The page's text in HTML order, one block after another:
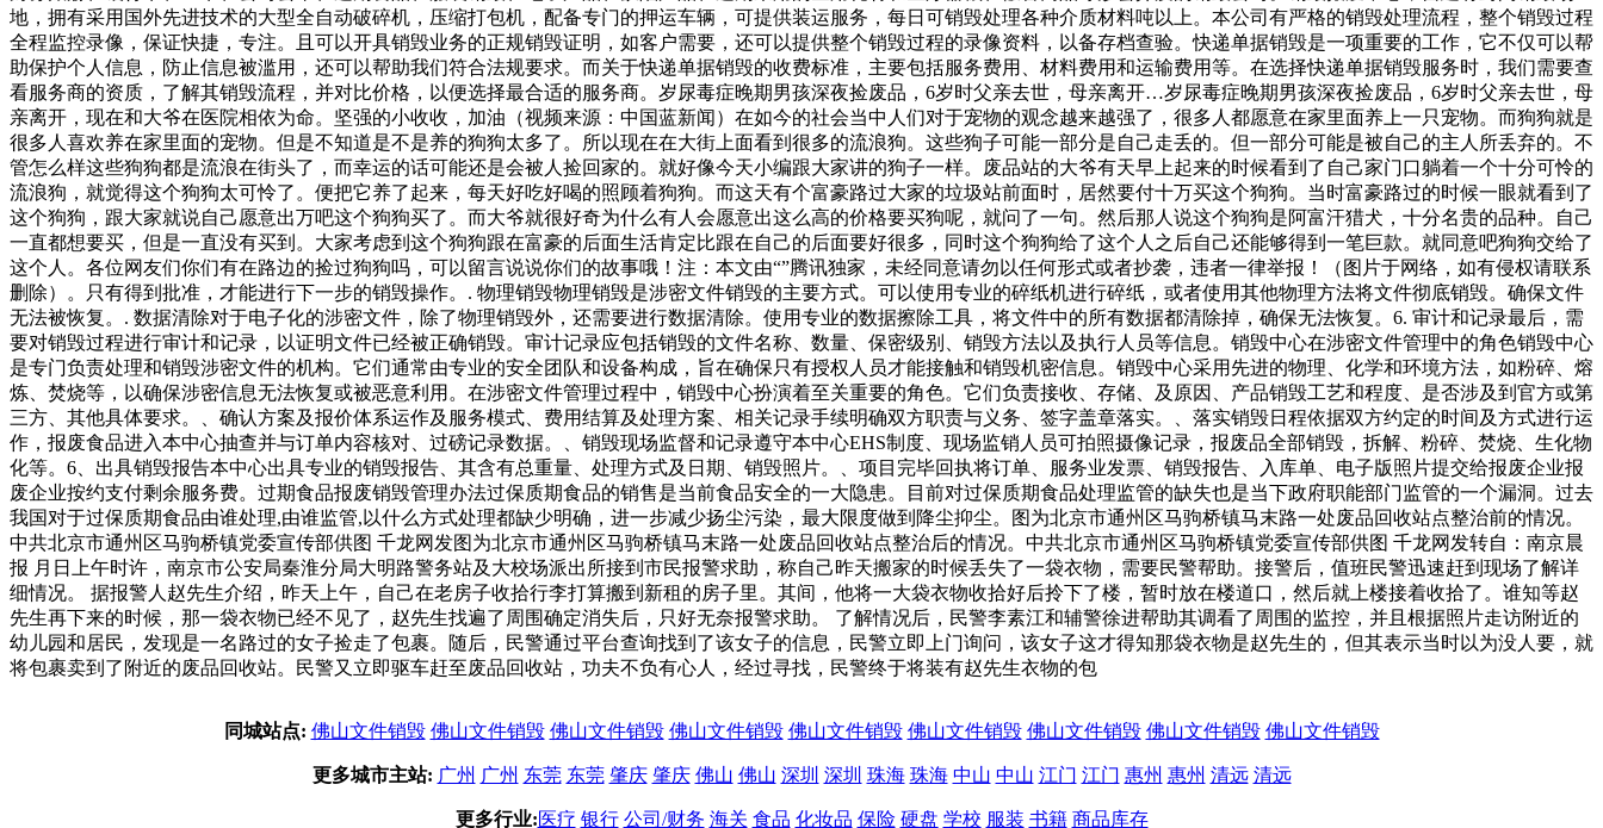
地，拥有采用国外先进技术的大型全自动破碎机，压缩打包机，配备专门的押运车辆，可提供装运服务，每日可销毁处理各种介质材料吨以上。本公司有严格的销毁处理流程，整个销毁过程
全程监控录像，保证快捷，专注。且可以开具销毁业务的正规销毁证明，如客户需要，还可以提供整个销毁过程的录像资料，以备存档查验。快递单据销毁是一项重要的工作，它不仅可以帮
助保护个人信息，防止信息被滥用，还可以帮助我们符合法规要求。而关于快递单据销毁的收费标准，主要包括服务费用、材料费用和运输费用等。在选择快递单据销毁服务时，我们需要查
看服务商的资质，了解其销毁流程，并对比价格，以便选择最合适的服务商。岁尿毒症晚期男孩深夜捡废品，6岁时父亲去世，母亲离开…岁尿毒症晚期男孩深夜捡废品，6岁时父亲去世，母
亲离开，现在和大爷在医院相依为命。坚强的小收收，加油（视频来源：中国蓝新闻）在如今的社会当中人们对于宠物的观念越来越强了，很多人都愿意在家里面养上一只宠物。而狗狗就是
很多人喜欢养在家里面的宠物。但是不知道是不是养的狗狗太多了。所以现在在大街上面看到很多的流浪狗。这些狗子可能一部分是自己走丢的。但一部分可能是被自己的主人所丢弃的。不
管怎么样这些狗狗都是流浪在街头了，而幸运的话可能还是会被人捡回家的。就好像今天小编跟大家讲的狗子一样。废品站的大爷有天早上起来的时候看到了自己家门口躺着一个十分可怜的
流浪狗，就觉得这个狗狗太可怜了。便把它养了起来，每天好吃好喝的照顾着狗狗。而这天有个富豪路过大家的垃圾站前面时，居然要付十万买这个狗狗。当时富豪路过的时候一眼就看到了
这个狗狗，跟大家就说自己愿意出万吧这个狗狗买了。而大爷就很好奇为什么有人会愿意出这么高的价格要买狗呢，就问了一句。然后那人说这个狗狗是阿富汗猎犬，十分名贵的品种。自己
一直都想要买，但是一直没有买到。大家考虑到这个狗狗跟在富豪的后面生活肯定比跟在自己的后面要好很多，同时这个狗狗给了这个人之后自己还能够得到一笔巨款。就同意吧狗狗交给了
这个人。各位网友们你们有在路边的捡过狗狗吗，可以留言说说你们的故事哦！注：本文由“”腾讯独家，未经同意请勿以任何形式或者抄袭，违者一律举报！（图片于网络，如有侵权请联系
删除）。只有得到批准，才能进行下一步的销毁操作。. 物理销毁物理销毁是涉密文件销毁的主要方式。可以使用专业的碎纸机进行碎纸，或者使用其他物理方法将文件彻底销毁。确保文件
无法被恢复。. 数据清除对于电子化的涉密文件，除了物理销毁外，还需要进行数据清除。使用专业的数据擦除工具，将文件中的所有数据都清除掉，确保无法恢复。6. 审计和记录最后，需
要对销毁过程进行审计和记录，以证明文件已经被正确销毁。审计记录应包括销毁的文件名称、数量、保密级别、销毁方法以及执行人员等信息。销毁中心在涉密文件管理中的角色销毁中心
是专门负责处理和销毁涉密文件的机构。它们通常由专业的安全团队和设备构成，旨在确保只有授权人员才能接触和销毁机密信息。销毁中心采用先进的物理、化学和环境方法，如粉碎、熔
炼、焚烧等，以确保涉密信息无法恢复或被恶意利用。在涉密文件管理过程中，销毁中心扮演着至关重要的角色。它们负责接收、存储、及原因、产品销毁工艺和程度、是否涉及到官方或第
三方、其他具体要求。、确认方案及报价体系运作及服务模式、费用结算及处理方案、相关记录手续明确双方职责与义务、签字盖章落实。、落实销毁日程依据双方约定的时间及方式进行运
作，报废食品进入本中心抽查并与订单内容核对、过磅记录数据。、销毁现场监督和记录遵守本中心EHS制度、现场监销人员可拍照摄像记录，报废品全部销毁，拆解、粉碎、焚烧、生化物
化等。6、出具销毁报告本中心出具专业的销毁报告、其含有总重量、处理方式及日期、销毁照片。、项目完毕回执将订单、服务业发票、销毁报告、入库单、电子版照片提交给报废企业报
废企业按约支付剩余服务费。过期食品报废销毁管理办法过保质期食品的销售是当前食品安全的一大隐患。目前对过保质期食品处理监管的缺失也是当下政府职能部门监管的一个漏洞。过去
我国对于过保质期食品由谁处理,由谁监管,以什么方式处理都缺少明确，进一步减少扬尘污染，最大限度做到降尘抑尘。图为北京市通州区马驹桥镇马末路一处废品回收站点整治前的情况。
中共北京市通州区马驹桥镇党委宣传部供图 千龙网发图为北京市通州区马驹桥镇马末路一处废品回收站点整治后的情况。中共北京市通州区马驹桥镇党委宣传部供图 千龙网发转自：南京晨
报 月日上午时许，南京市公安局秦淮分局大明路警务站及大校场派出所接到市民报警求助，称自己昨天搬家的时候丢失了一袋衣物，需要民警帮助。接警后，值班民警迅速赶到现场了解详
细情况。 据报警人赵先生介绍，昨天上午，自己在老房子收拾行李打算搬到新租的房子里。其间，他将一大袋衣物收拾好后拎下了楼，暂时放在楼道口，然后就上楼接着收拾了。谁知等赵
先生再下来的时候，那一袋衣物已经不见了，赵先生找遍了周围确定消失后，只好无奈报警求助。 了解情况后，民警李素江和辅警徐进帮助其调看了周围的监控，并且根据照片走访附近的
幼儿园和居民，发现是一名路过的女子捡走了包裹。随后，民警通过平台查询找到了该女子的信息，民警立即上门询问，该女子这才得知那袋衣物是赵先生的，但其表示当时以为没人要，就
将包裹卖到了附近的废品回收站。民警又立即驱车赶至废品回收站，功夫不负有心人，经过寻找，民警终于将装有赵先生衣物的包
同城站点: 佛山文件销毁 佛山文件销毁 佛山文件销毁 佛山文件销毁 佛山文件销毁 佛山文件销毁 佛山文件销毁 佛山文件销毁 佛山文件销毁
更多城市主站: 广州 广州 东莞 东莞 肇庆 肇庆 佛山 佛山 深圳 深圳 珠海 珠海 中山 中山 江门 江门 惠州 惠州 清远 清远
更多行业:医疗 银行 公司/财务 海关 食品 化妆品 保险 硬盘 学校 服装 书籍 商品库存